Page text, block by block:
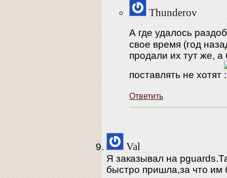
Thunderov
А где удалось
свое время (год
продали их тут же,
поставлять не хотят
Ответить
Val
Я заказывал на
быстро пришла,за что им